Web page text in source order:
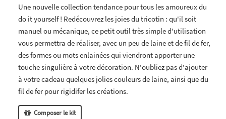
Une nouvelle collection tendance pour tous les amoureux du
do it yourself ! Redécouvrez les joies du tricotin : qu'il soit
manuel ou mécanique, ce petit outil très simple d'utilisation
vous permettra de réaliser, avec un peu de laine et de fil de fer,
des formes ou mots enlainées qui viendront apporter une
touche singulière à votre décoration. N'oubliez pas d'ajouter
à votre cadeau quelques jolies couleurs de laine, ainsi que du
fil de fer pour rigidifer les créations.
Composer le kit